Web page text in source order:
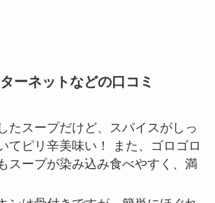
ーネットなどの口コミ
たスープだけど、スパイスがしっ
てピリ辛美味い！ また、ゴロゴロ
スープが染み込み食べやすく、満